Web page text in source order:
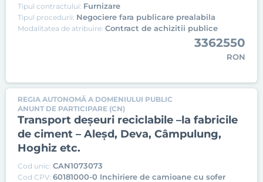
Tipul contractului: Furnizare
Tipul procedurii: Negociere fara publicare prealabila
Modalitatea de atribuire: Contract de achizitii publice
3362550
RON
REGIA AUTONOMĂ A DOMENIULUI PUBLIC
ANUNT DE PARTICIPARE (CN)
Transport deșeuri reciclabile –la fabricile
de ciment – Aleșd, Deva, Câmpulung,
Hoghiz etc.
Cod unic: CAN1073073
Cod CPV: 60181000-0 Inchiriere de camioane cu sofer